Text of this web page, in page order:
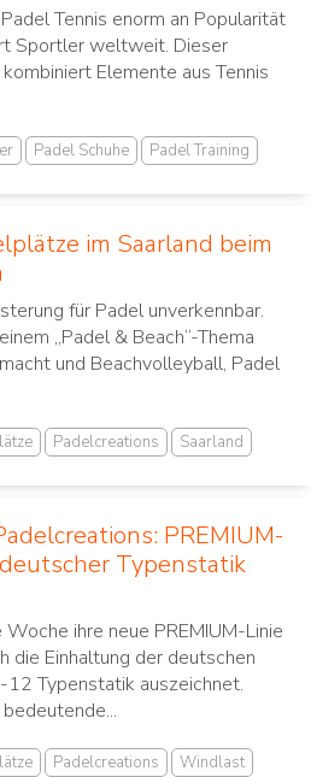
Tennis ‌enorm an Popularität⁢
Sportler ⁤weltweit. Dieser⁤
Elemente aus Tennis
Padel Schuhe Padel Training
im Saarland beim
für Padel unverkennbar.
„Padel & Beach“-Thema
und Beachvolleyball, Padel
Padelcreations Saarland
PREMIUM-
Typenstatik
ihre neue PREMIUM-Linie
die Einhaltung der deutschen
Typenstatik auszeichnet.
Padelcreations Windlast